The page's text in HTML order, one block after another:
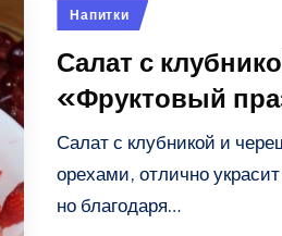
Опубликовано
Напитки
Салат с
«Фруктовый
Салат с клубникой и
орехами, отлично
но благодаря…